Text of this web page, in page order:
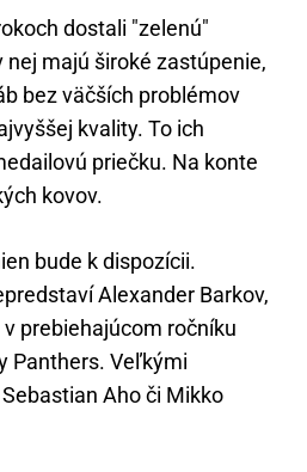
dostali "zelenú"
nej majú široké zastúpenie,
bez väčších problémov
kvality. To ich
priečku. Na konte
kovov.
bude k dispozícii.
Alexander Barkov,
prebiehajúcom ročníku
Panthers. Veľkými
Aho či Mikko